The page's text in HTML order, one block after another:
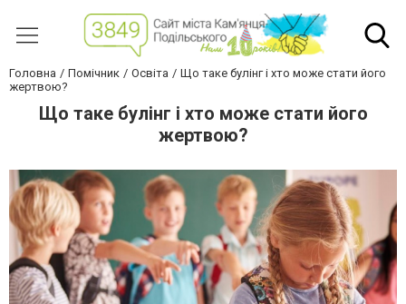
Головна Помічник Освіта
Що таке булінг і хто може стати його
жертвою?
Що таке булінг і хто може стати його
жертвою?